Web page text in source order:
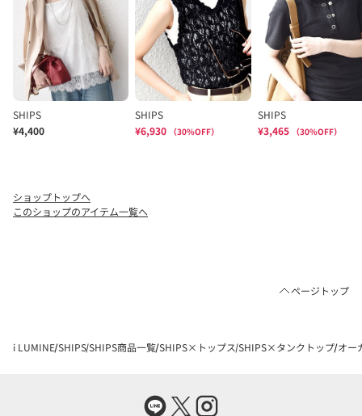
ショップトップへ
このショップのアイテム一覧へ
ページトップ
i LUMINE SHIPS SHIPS商品一覧 SHIPS×トップス SHIPS×タンクトップ オー